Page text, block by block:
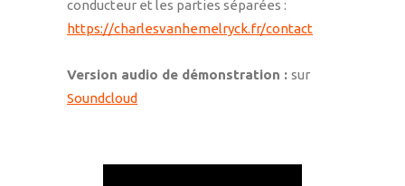
conducteur et les parties séparées :
https://charlesvanhemelryck.fr/contact
Version audio de démonstration : sur
Soundcloud